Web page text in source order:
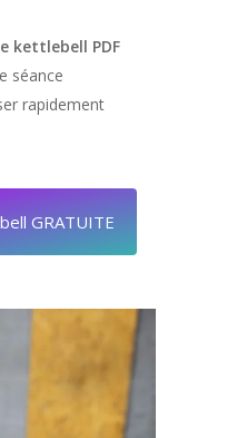
kettlebell PDF
séance
rapidement
GRATUITE